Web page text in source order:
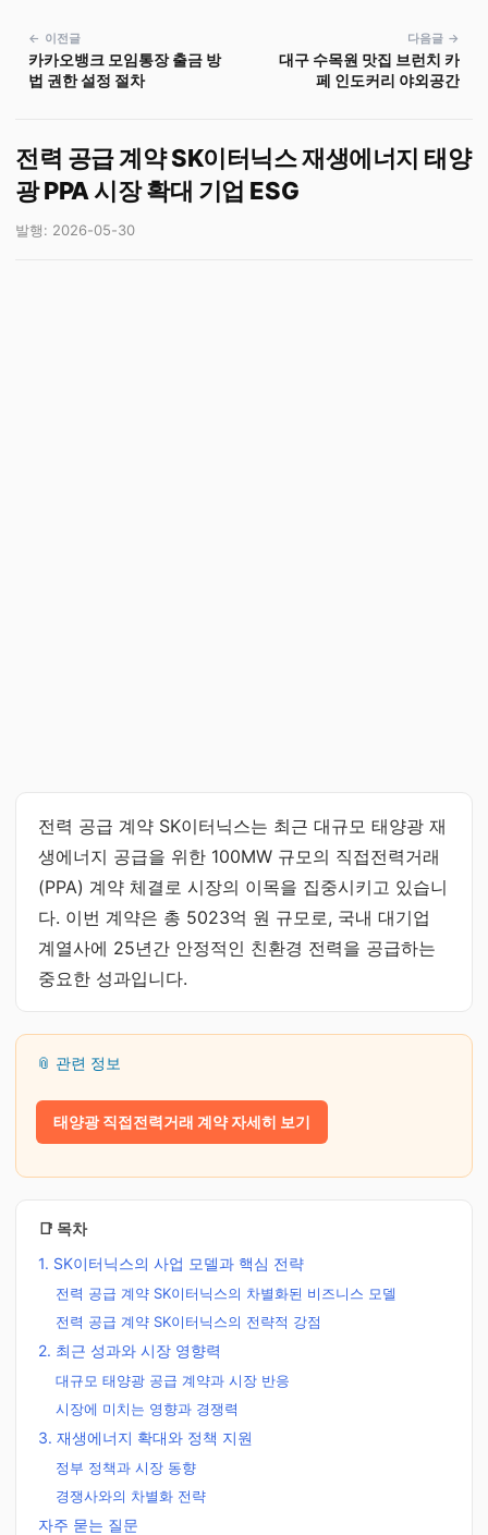
← 이전글
카카오뱅크 모임통장 출금 방
법 권한 설정 절차
다음글 →
대구 수목원 맛집 브런치 카
페 인도커리 야외공간
전력 공급 계약 SK이터닉스 재생에너지 태양
광 PPA 시장 확대 기업 ESG
발행: 2026-05-30
전력 공급 계약 SK이터닉스는 최근 대규모 태양광 재
생에너지 공급을 위한 100MW 규모의 직접전력거래
(PPA) 계약 체결로 시장의 이목을 집중시키고 있습니
다. 이번 계약은 총 5023억 원 규모로, 국내 대기업
계열사에 25년간 안정적인 친환경 전력을 공급하는
중요한 성과입니다.
📎 관련 정보
태양광 직접전력거래 계약 자세히 보기
📑 목차
1. SK이터닉스의 사업 모델과 핵심 전략
전력 공급 계약 SK이터닉스의 차별화된 비즈니스 모델
전력 공급 계약 SK이터닉스의 전략적 강점
2. 최근 성과와 시장 영향력
대규모 태양광 공급 계약과 시장 반응
시장에 미치는 영향과 경쟁력
3. 재생에너지 확대와 정책 지원
정부 정책과 시장 동향
경쟁사와의 차별화 전략
자주 묻는 질문